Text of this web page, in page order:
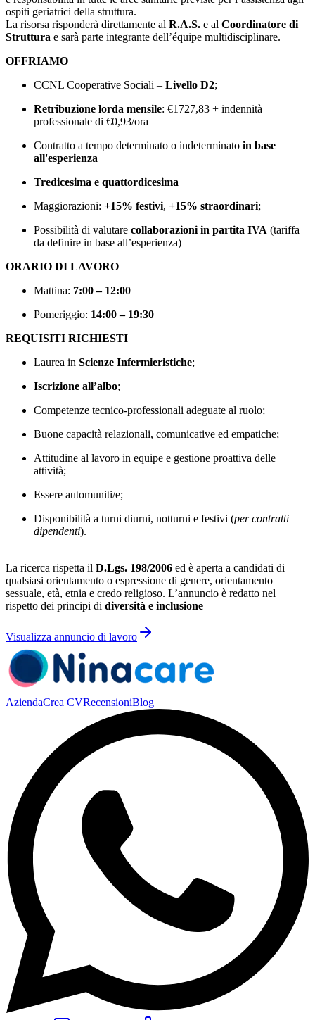
ospiti geriatrici della struttura.
La risorsa risponderà direttamente al R.A.S. e al Coordinatore di
Struttura e sarà parte integrante dell’équipe multidisciplinare.
OFFRIAMO
CCNL Cooperative Sociali – Livello D2;
Retribuzione lorda mensile: €1727,83 + indennità
professionale di €0,93/ora
Contratto a tempo determinato o indeterminato in base
all'esperienza
Tredicesima e quattordicesima
Maggiorazioni: +15% festivi, +15% straordinari;
Possibilità di valutare collaborazioni in partita IVA (tariffa
da definire in base all’esperienza)
ORARIO DI LAVORO
Mattina: 7:00 – 12:00
Pomeriggio: 14:00 – 19:30
REQUISITI RICHIESTI
Laurea in Scienze Infermieristiche;
Iscrizione all’albo;
Competenze tecnico-professionali adeguate al ruolo;
Buone capacità relazionali, comunicative ed empatiche;
Attitudine al lavoro in equipe e gestione proattiva delle
attività;
Essere automuniti/e;
Disponibilità a turni diurni, notturni e festivi (per contratti
dipendenti).
La ricerca rispetta il D.Lgs. 198/2006 ed è aperta a candidati di
qualsiasi orientamento o espressione di genere, orientamento
sessuale, età, etnia e credo religioso. L’annuncio è redatto nel
rispetto dei principi di diversità e inclusione
Visualizza annuncio di lavoro
AziendaCrea CVRecensioniBlog